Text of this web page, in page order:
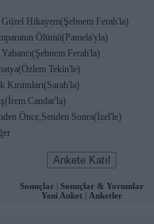
Güzel Hikayem(Şebnem Ferah'la)
Ölümü(Pamela'yla)
Yabancı(Şebnem Ferah'la)
Tekin'le)
Kırıntıları(Sarah'la)
Candar'la)
Önce,Senden Sonra(İzel'le)
Sonuçlar
Sonuçlar & Yorumlar
Yeni Anket
Anketler